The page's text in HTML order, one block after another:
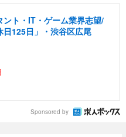
ト・IT・ゲーム業界志望/
125日」・渋谷区広尾
Sponsored by